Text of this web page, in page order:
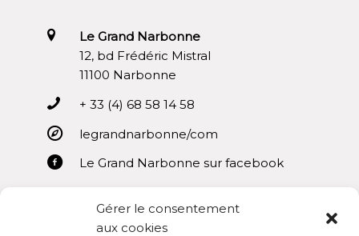
Le Grand Narbonne
12, bd Frédéric Mistral
11100 Narbonne
+ 33 (4) 68 58 14 58
legrandnarbonne/com
Le Grand Narbonne sur facebook
Gérer le consentement
aux cookies